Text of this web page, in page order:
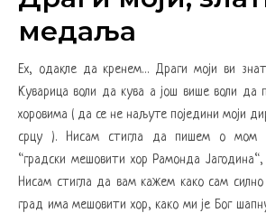
медаља
Ех, одакле да кренем… Драги моји ви знате да ваша Распевана
Куварица воли да кува а још више воли да
хоровима ( да се не наљуте поједини моји
срцу ). Нисам стигла да пишем о мом
“градски мешовити хор Рамонда
Нисам стигла да вам кажем како сам
град има мешовити хор, како ми је Бог